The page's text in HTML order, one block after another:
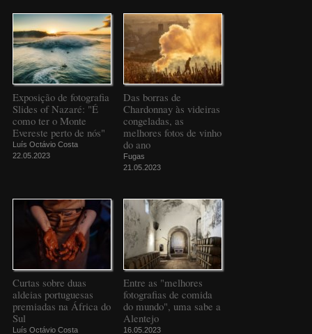
Exposição de fotografia
Slides of Nazaré: "É
como ter o Monte
Evereste perto de nós"
Luís Octávio Costa
22.05.2023
Das borras de
Chardonnay às videiras
congeladas, as
melhores fotos de vinho
do ano
Fugas
21.05.2023
Curtas sobre duas
aldeias portuguesas
premiadas na África do
Sul
Luís Octávio Costa
Entre as "melhores
fotografias de comida
do mundo", uma sabe a
Alentejo
16.05.2023